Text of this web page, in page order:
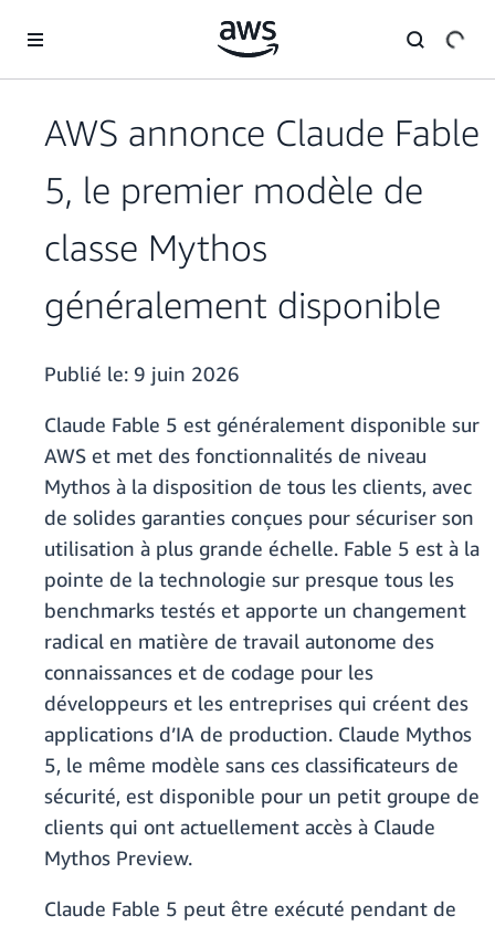
AWS annonce Claude Fable
5, le premier modèle de
classe Mythos
généralement disponible
Publié le: 9 juin 2026
Claude Fable 5 est généralement disponible sur
AWS et met des fonctionnalités de niveau
Mythos à la disposition de tous les clients, avec
de solides garanties conçues pour sécuriser son
utilisation à plus grande échelle. Fable 5 est à la
pointe de la technologie sur presque tous les
benchmarks testés et apporte un changement
radical en matière de travail autonome des
connaissances et de codage pour les
développeurs et les entreprises qui créent des
applications d’IA de production. Claude Mythos
5, le même modèle sans ces classificateurs de
sécurité, est disponible pour un petit groupe de
clients qui ont actuellement accès à Claude
Mythos Preview.
Claude Fable 5 peut être exécuté pendant de